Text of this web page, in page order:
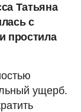
Татьяна
с
простила
ущерб.